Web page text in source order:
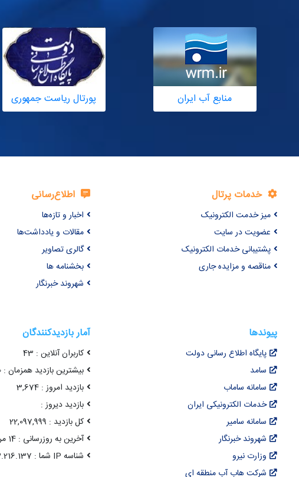
منابع آب ایران پورتال ریاست جمهوری
خدمات پرتال
میز خدمت الکترونیک
عضویت در سایت
پشتیبانی خدمات الکترونیک
مناقصه و مزایده جاری
اطلاع‌رسانی
اخبار و تازه‌ها
مقالات و یادداشت‌ها
گالری تصاویر
بخشنامه ها
شهروند خبرنگار
پیوندها
پایگاه اطلاع رسانی دولت
سامد
سامانه ساماب
خدمات الکترونیکی ایران
سامانه سامیر
شهروند خبرنگار
وزارت نیرو
شرکت هاب آب منطقه ای
آمار بازدیدکنندگان
کاربران آنلاین : 43
بیشترین بازدید همزمان : 1160
بازدید امروز : 3,674
بازدید دیروز :
کل بازدید : 22,097,999
آخرین به روزرسانی : 14 مرداد 1405 12:11:41
شناسه IP شما : 216.73.216.137